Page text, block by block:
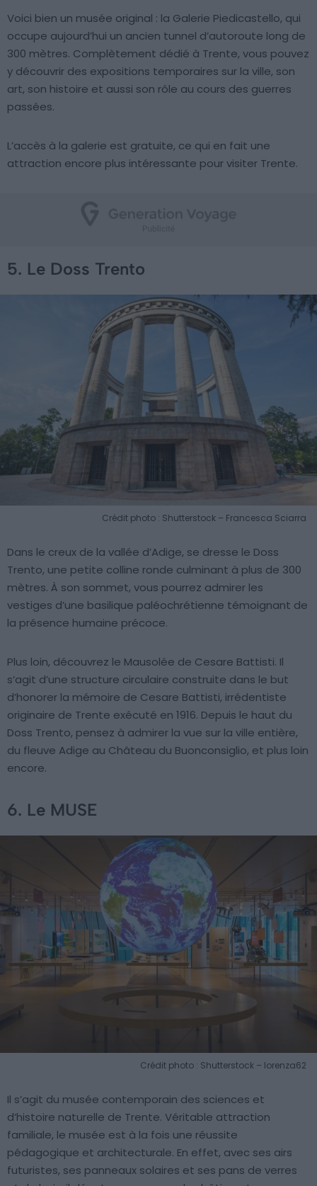
Voici bien un musée original : la Galerie Piedicastello, qui
occupe aujourd’hui un ancien tunnel d’autoroute long de
300 mètres. Complètement dédié à Trente, vous pouvez
y découvrir des expositions temporaires sur la ville, son
art, son histoire et aussi son rôle au cours des guerres
passées.
L’accès à la galerie est gratuite, ce qui en fait une
attraction encore plus intéressante pour visiter Trente.
5. Le Doss Trento
Crédit photo : Shutterstock – Francesca Sciarra
Dans le creux de la vallée d’Adige, se dresse le Doss
Trento, une petite colline ronde culminant à plus de 300
mètres. À son sommet, vous pourrez admirer les
vestiges d’une basilique paléochrétienne témoignant de
la présence humaine précoce.
Plus loin, découvrez le Mausolée de Cesare Battisti. Il
s’agit d’une structure circulaire construite dans le but
d’honorer la mémoire de Cesare Battisti, irrédentiste
originaire de Trente exécuté en 1916. Depuis le haut du
Doss Trento, pensez à admirer la vue sur la ville entière,
du fleuve Adige au Château du Buonconsiglio, et plus loin
encore.
6. Le MUSE
Crédit photo : Shutterstock – lorenza62
Il s’agit du musée contemporain des sciences et
d’histoire naturelle de Trente. Véritable attraction
familiale, le musée est à la fois une réussite
pédagogique et architecturale. En effet, avec ses airs
futuristes, ses panneaux solaires et ses pans de verres